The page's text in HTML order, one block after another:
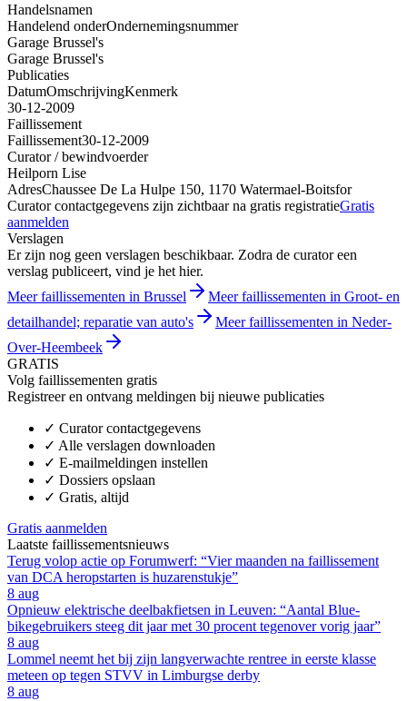
Handelsnamen
Handelend onderOndernemingsnummer
Garage Brussel's
Garage Brussel's
Publicaties
DatumOmschrijvingKenmerk
30-12-2009
Faillissement
Faillissement30-12-2009
Curator / bewindvoerder
Heilporn Lise
AdresChaussee De La Hulpe 150, 1170 Watermael-Boitsfor
Curator contactgegevens zijn zichtbaar na gratis registratieGratis
aanmelden
Verslagen
Er zijn nog geen verslagen beschikbaar. Zodra de curator een
verslag publiceert, vind je het hier.
Meer faillissementen in Brussel
Meer faillissementen in Groot- en
detailhandel; reparatie van auto's
Meer faillissementen in Neder-
Over-Heembeek
GRATIS
Volg faillissementen gratis
Registreer en ontvang meldingen bij nieuwe publicaties
✓ Curator contactgegevens
✓ Alle verslagen downloaden
✓ E-mailmeldingen instellen
✓ Dossiers opslaan
✓ Gratis, altijd
Gratis aanmelden
Laatste faillissementsnieuws
Terug volop actie op Forumwerf: “Vier maanden na faillissement
van DCA heropstarten is huzarenstukje”
8 aug
Opnieuw elektrische deelbakfietsen in Leuven: “Aantal Blue-
bikegebruikers steeg dit jaar met 30 procent tegenover vorig jaar”
8 aug
Lommel neemt het bij zijn langverwachte rentree in eerste klasse
meteen op tegen STVV in Limburgse derby
8 aug